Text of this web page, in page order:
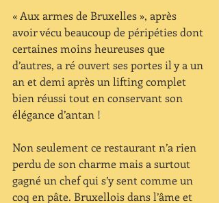
« Aux armes de Bruxelles », après
avoir vécu beaucoup de péripéties dont
certaines moins heureuses que
d’autres, a ré ouvert ses portes il y a un
an et demi après un lifting complet
bien réussi tout en conservant son
élégance d’antan !
Non seulement ce restaurant n’a rien
perdu de son charme mais a surtout
gagné un chef qui s’y sent comme un
coq en pâte. Bruxellois dans l’âme et